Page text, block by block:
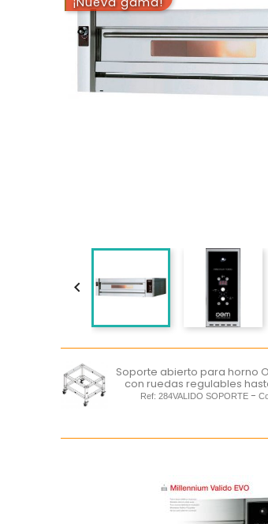

Soporte abierto para horno
con ruedas regulables
Ref: 284VALIDO SOPORTE -